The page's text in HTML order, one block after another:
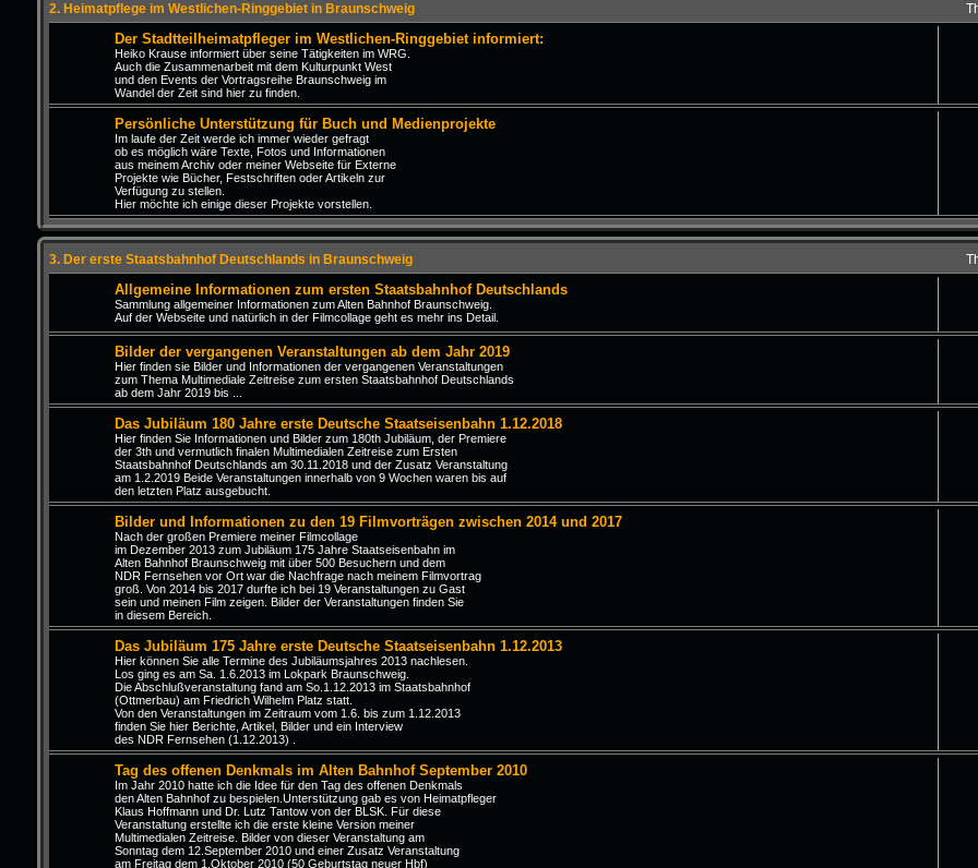
2. Heimatpflege im Westlichen-Ringgebiet in Braunschweig
Der Stadtteilheimatpfleger im Westlichen-Ringgebiet informiert:
Heiko Krause informiert über seine Tätigkeiten im WRG.
Auch die Zusammenarbeit mit dem Kulturpunkt West
und den Events der Vortragsreihe Braunschweig im
Wandel der Zeit sind hier zu finden.
Persönliche Unterstützung für Buch und Medienprojekte
Im laufe der Zeit werde ich immer wieder gefragt
ob es möglich wäre Texte, Fotos und Informationen
aus meinem Archiv oder meiner Webseite für Externe
Projekte wie Bücher, Festschriften oder Artikeln zur
Verfügung zu stellen.
Hier möchte ich einige dieser Projekte vorstellen.
3. Der erste Staatsbahnhof Deutschlands in Braunschweig
Allgemeine Informationen zum ersten Staatsbahnhof Deutschlands
Sammlung allgemeiner Informationen zum Alten Bahnhof Braunschweig.
Auf der Webseite und natürlich in der Filmcollage geht es mehr ins Detail.
Bilder der vergangenen Veranstaltungen ab dem Jahr 2019
Hier finden sie Bilder und Informationen der vergangenen Veranstaltungen
zum Thema Multimediale Zeitreise zum ersten Staatsbahnhof Deutschlands
ab dem Jahr 2019 bis ...
Das Jubiläum 180 Jahre erste Deutsche Staatseisenbahn 1.12.2018
Hier finden Sie Informationen und Bilder zum 180th Jubiläum, der Premiere
der 3th und vermutlich finalen Multimedialen Zeitreise zum Ersten
Staatsbahnhof Deutschlands am 30.11.2018 und der Zusatz Veranstaltung
am 1.2.2019 Beide Veranstaltungen innerhalb von 9 Wochen waren bis auf
den letzten Platz ausgebucht.
Bilder und Informationen zu den 19 Filmvorträgen zwischen 2014 und 2017
Nach der großen Premiere meiner Filmcollage
im Dezember 2013 zum Jubiläum 175 Jahre Staatseisenbahn im
Alten Bahnhof Braunschweig mit über 500 Besuchern und dem
NDR Fernsehen vor Ort war die Nachfrage nach meinem Filmvortrag
groß. Von 2014 bis 2017 durfte ich bei 19 Veranstaltungen zu Gast
sein und meinen Film zeigen. Bilder der Veranstaltungen finden Sie
in diesem Bereich.
Das Jubiläum 175 Jahre erste Deutsche Staatseisenbahn 1.12.2013
Hier können Sie alle Termine des Jubiläumsjahres 2013 nachlesen.
Los ging es am Sa. 1.6.2013 im Lokpark Braunschweig.
Die Abschlußveranstaltung fand am So.1.12.2013 im Staatsbahnhof
(Ottmerbau) am Friedrich Wilhelm Platz statt.
Von den Veranstaltungen im Zeitraum vom 1.6. bis zum 1.12.2013
finden Sie hier Berichte, Artikel, Bilder und ein Interview
des NDR Fernsehen (1.12.2013) .
Tag des offenen Denkmals im Alten Bahnhof September 2010
Im Jahr 2010 hatte ich die Idee für den Tag des offenen Denkmals
den Alten Bahnhof zu bespielen.Unterstützung gab es von Heimatpfleger
Klaus Hoffmann und Dr. Lutz Tantow von der BLSK. Für diese
Veranstaltung erstellte ich die erste kleine Version meiner
Multimedialen Zeitreise. Bilder von dieser Veranstaltung am
Sonntag dem 12.September 2010 und einer Zusatz Veranstaltung
am Freitag dem 1.Oktober 2010 (50 Geburtstag neuer Hbf)